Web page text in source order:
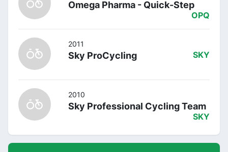
Omega Pharma - Quick-Step
OPQ
2011
Sky ProCycling SKY
2010
Sky Professional Cycling Team
SKY